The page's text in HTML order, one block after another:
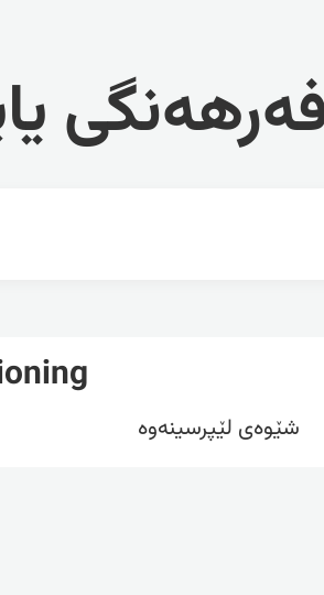
شێوەی لێپرسینەوە